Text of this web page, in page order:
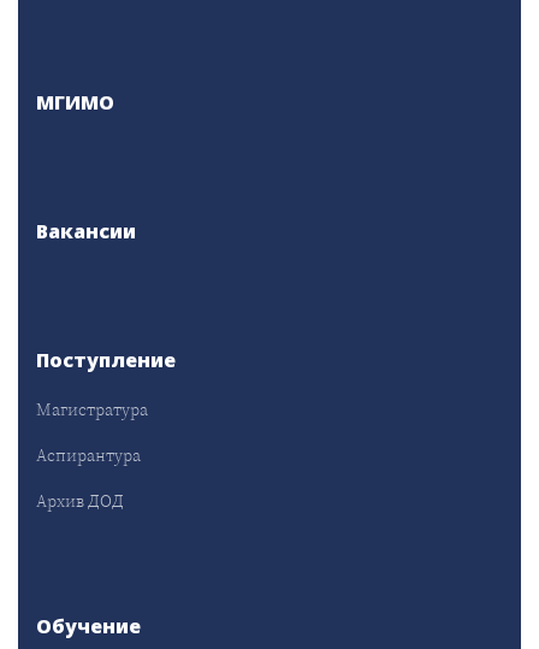
МГИМО
Вакансии
Поступление
Магистратура
Аспирантура
Архив ДОД
Обучение